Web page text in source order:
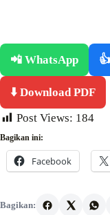
📲 WhatsApp
⬇️ Download PDF
Post Views: 184
Bagikan ini:
Facebook
Bagikan: